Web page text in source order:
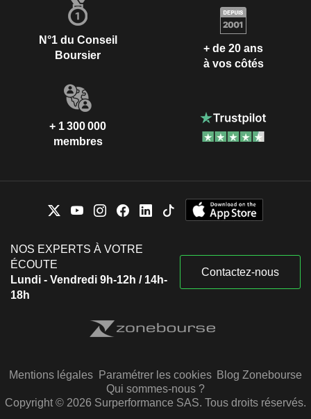
N°1 du Conseil
Boursier
+ de 20 ans
à vos côtés
+ 1 300 000
membres
NOS EXPERTS À VOTRE
ÉCOUTE
Lundi - Vendredi 9h-12h / 14h-
18h
Contactez-nous
Mentions légales Paramétrer les cookies Blog Zonebourse
Qui sommes-nous ?
Copyright © 2026 Surperformance SAS. Tous droits réservés.